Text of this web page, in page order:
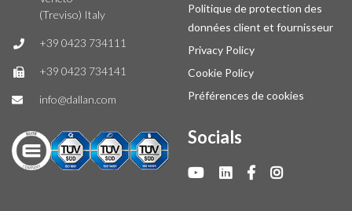
(Treviso) Italy
+39 0423 734111
+39 0423 734141
info@dallan.com
Politique de protection des
données client et fournisseur
Privacy Policy
Cookie Policy
Préférences de cookies
Socials